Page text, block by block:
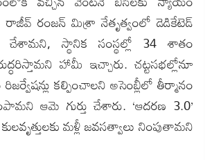
రాజీవ్ రంజన్ మిశ్రా నేతృత్వంలో డెడికేటెడ్
చేశామని, స్థానిక సంస్థల్లో 34 శాతం
హామీ ఇచ్చారు. చట్టసభల్లోనూ
కల్పించాలని అసెంబ్లీలో తీర్మానం
ఆమె గుర్తు చేశారు. ‘ఆదరణ 3.0’
మళ్లీ జవసత్వాలు నింపుతామని